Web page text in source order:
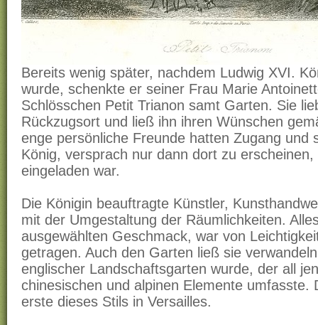
Bereits wenig später, nachdem Ludwig XVI.
wurde, schenkte er seiner Frau Marie
Schlösschen Petit Trianon samt Garten. Sie
Rückzugsort und ließ ihn ihren Wünschen
enge persönliche Freunde hatten Zugang und
König, versprach nur dann dort zu
eingeladen war.
Die Königin beauftragte Künstler,
mit der Umgestaltung der Räumlichkeiten.
ausgewählten Geschmack, war von
getragen. Auch den Garten ließ sie
englischer Landschaftsgarten wurde, der all
chinesischen und alpinen Elemente umfasste.
erste dieses Stils in Versailles.